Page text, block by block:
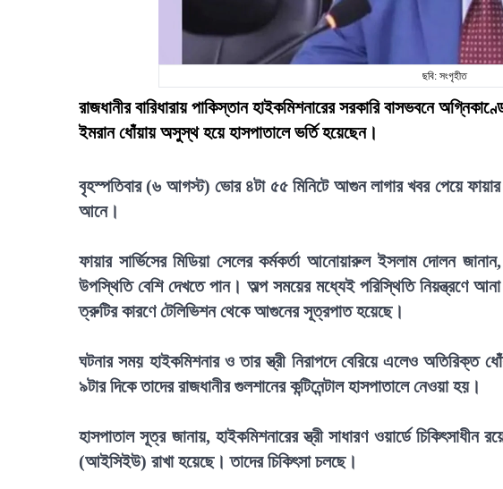
ছবি: সংগৃহীত
রাজধানীর বারিধারায় পাকিস্তান হাইকমিশনারের সরকারি বাসভবনে
ইমরান ধোঁয়ায় অসুস্থ হয়ে হাসপাতালে ভর্তি হয়েছেন।
বৃহস্পতিবার (৬ আগস্ট) ভোর ৪টা ৫৫ মিনিটে আগুন লাগার খবর পেয়ে ফায়ার
আনে।
ফায়ার সার্ভিসের মিডিয়া সেলের কর্মকর্তা আনোয়ারুল ইসলাম দোলন
উপস্থিতি বেশি দেখতে পান। অল্প সময়ের মধ্যেই পরিস্থিতি নিয়ন্ত্রণে
ত্রুটির কারণে টেলিভিশন থেকে আগুনের সূত্রপাত হয়েছে।
ঘটনার সময় হাইকমিশনার ও তার স্ত্রী নিরাপদে বেরিয়ে এলেও
৯টার দিকে তাদের রাজধানীর গুলশানের কন্টিনেন্টাল হাসপাতালে নেওয়া হয়।
হাসপাতাল সূত্র জানায়, হাইকমিশনারের স্ত্রী সাধারণ ওয়ার্ডে চিকিৎসাধীন
(আইসিইউ) রাখা হয়েছে। তাদের চিকিৎসা চলছে।